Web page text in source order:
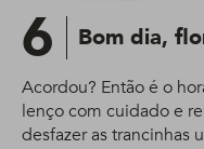
6 Bom dia,
Acordou? Então é o
lenço com cuidado e
desfazer as trancinhas